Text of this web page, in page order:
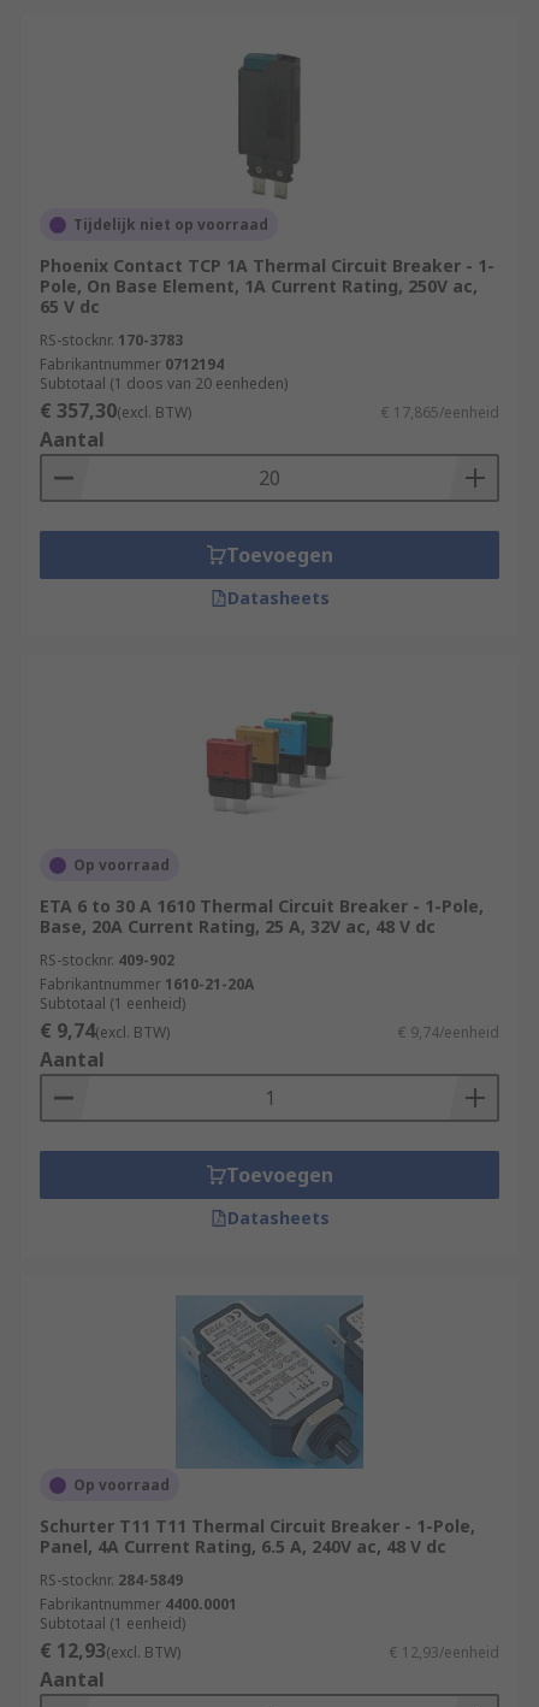
Tijdelijk niet op voorraad
Phoenix Contact TCP 1A Thermal Circuit Breaker - 1-
Pole, On Base Element, 1A Current Rating, 250V ac,
65 V dc
RS-stocknr. 170-3783
Fabrikantnummer 0712194
Subtotaal (1 doos van 20 eenheden)
€ 357,30(excl. BTW) € 17,865/eenheid
Aantal
Toevoegen
Datasheets
Op voorraad
ETA 6 to 30 A 1610 Thermal Circuit Breaker - 1-Pole,
Base, 20A Current Rating, 25 A, 32V ac, 48 V dc
RS-stocknr. 409-902
Fabrikantnummer 1610-21-20A
Subtotaal (1 eenheid)
€ 9,74(excl. BTW) € 9,74/eenheid
Aantal
Toevoegen
Datasheets
Op voorraad
Schurter T11 T11 Thermal Circuit Breaker - 1-Pole,
Panel, 4A Current Rating, 6.5 A, 240V ac, 48 V dc
RS-stocknr. 284-5849
Fabrikantnummer 4400.0001
Subtotaal (1 eenheid)
€ 12,93(excl. BTW) € 12,93/eenheid
Aantal